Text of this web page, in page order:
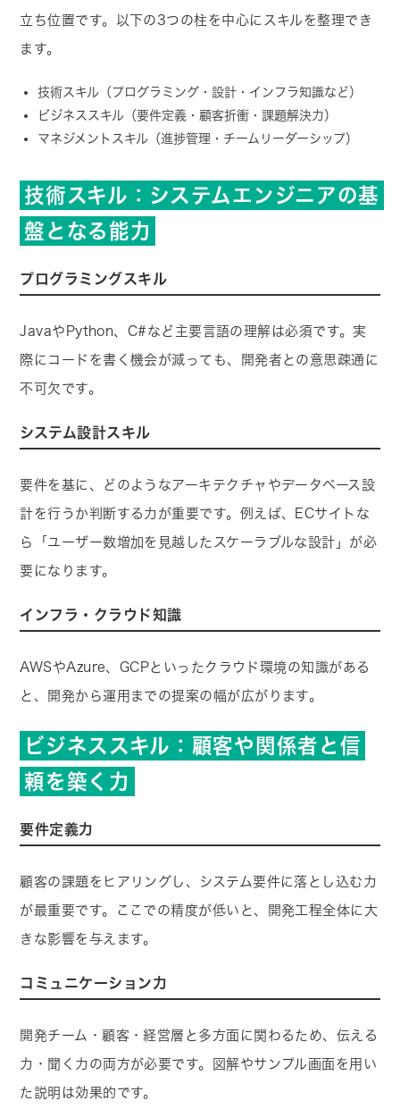
立ち位置です。以下の3つの柱を中心にスキルを整理でき
ます。
技術スキル（プログラミング・設計・インフラ知識など）
ビジネススキル（要件定義・顧客折衝・課題解決力）
マネジメントスキル（進捗管理・チームリーダーシップ）
技術スキル：システムエンジニアの基
盤となる能力
プログラミングスキル
JavaやPython、C#など主要言語の理解は必須です。実
際にコードを書く機会が減っても、開発者との意思疎通に
不可欠です。
システム設計スキル
要件を基に、どのようなアーキテクチャやデータベース設
計を行うか判断する力が重要です。例えば、ECサイトな
ら「ユーザー数増加を見越したスケーラブルな設計」が必
要になります。
インフラ・クラウド知識
AWSやAzure、GCPといったクラウド環境の知識がある
と、開発から運用までの提案の幅が広がります。
ビジネススキル：顧客や関係者と信
頼を築く力
要件定義力
顧客の課題をヒアリングし、システム要件に落とし込む力
が最重要です。ここでの精度が低いと、開発工程全体に大
きな影響を与えます。
コミュニケーション力
開発チーム・顧客・経営層と多方面に関わるため、伝える
力・聞く力の両方が必要です。図解やサンプル画面を用い
た説明は効果的です。